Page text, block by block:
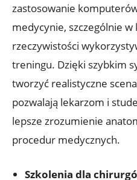
zastosowanie
medycynie, szczególnie
rzeczywistości
treningu. Dzięki szybkim
tworzyć realistyczne
pozwalają lekarzom i
lepsze zrozumienie
procedur medycznych.
Szkolenia dla